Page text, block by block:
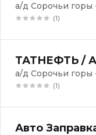
а/д Сорочьи горы
(1)
ТАТНЕФТЬ /
а/д Сорочьи горы
(1)
Авто